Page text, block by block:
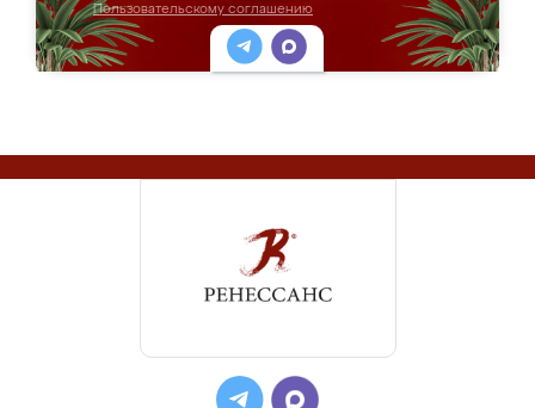
Пользовательскому соглашению